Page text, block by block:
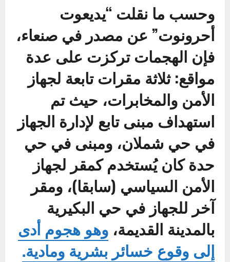
وحسب ما نقلت “يديعوت
أحرونوت” عن مصدر في صنعاء،
فإن الهجمات تركزت على عدة
مواقع: ثلاثة مقرات تابعة لجهاز
الأمن والمخابرات، حيث تم
استهداف مبنى تابع لإدارة الجهاز
في حي شملان، ومبنى في حي
حدة كان يُستخدم كمقر لجهاز
الأمن السياسي (سابقا)، ومقر
آخر للجهاز في حي البكيرية
بالمدينة القديمة، وهو هجوم أدى
إلى وقوع خسائر بشرية ومادية.